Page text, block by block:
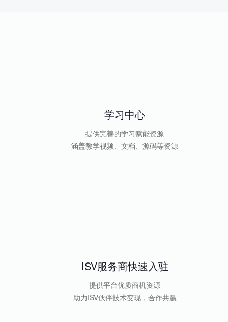
学习中心
提供完善的学习赋能资源
涵盖教学视频、文档、源码等资源
ISV服务商快速入驻
提供平台优质商机资源
助力ISV伙伴技术变现，合作共赢